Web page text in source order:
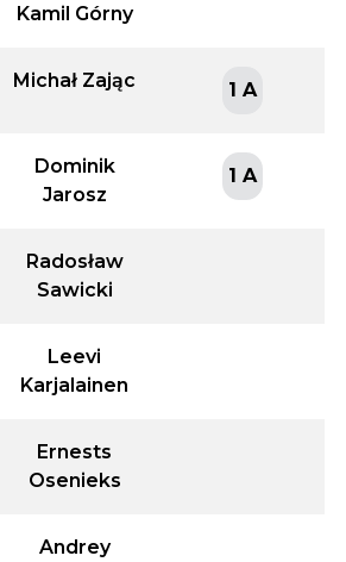
Kamil Górny
Michał Zając 1 A
Dominik
Jarosz
1 A
Radosław
Sawicki
Leevi
Karjalainen
Ernests
Osenieks
Andrey